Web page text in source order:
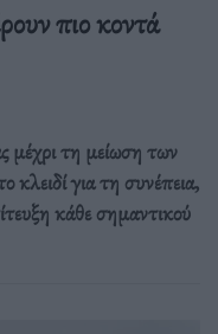
πιο κοντά
μέχρι τη μείωση των
κλειδί για τη συνέπεια,
κάθε σημαντικού